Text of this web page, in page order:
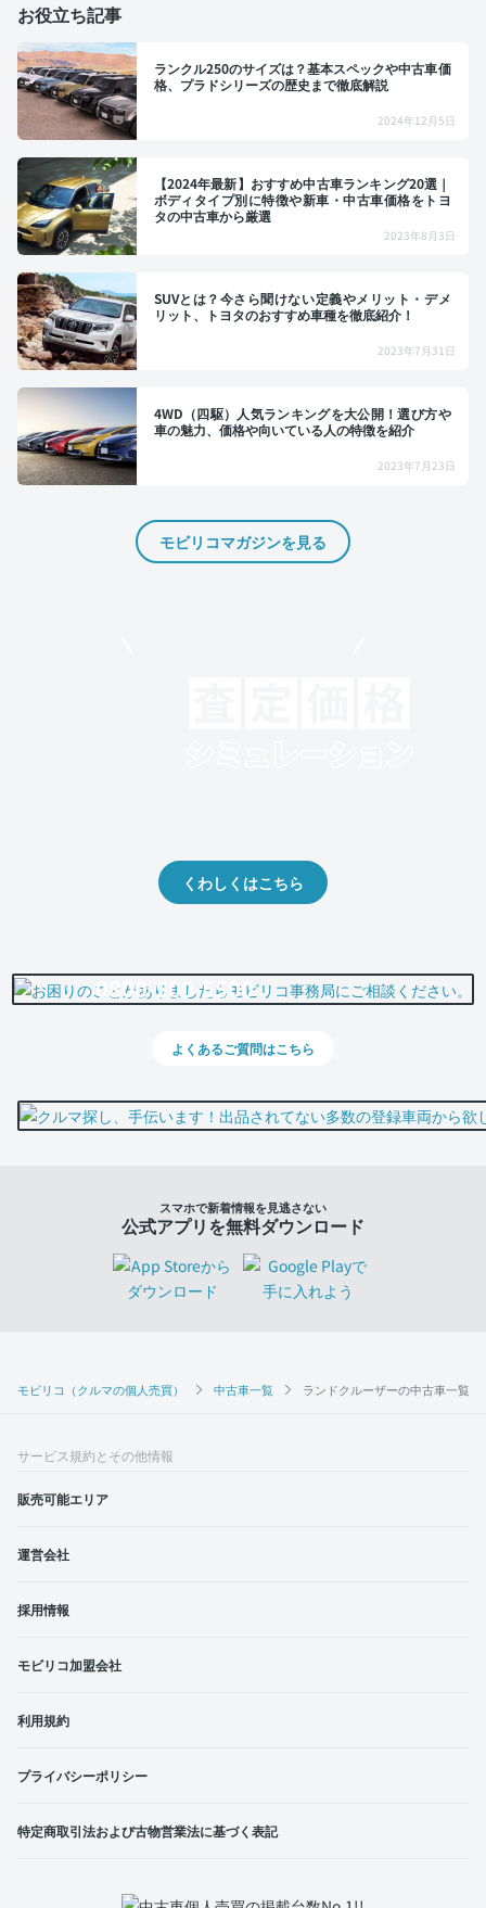
モビリコ（クルマの個人売買） 中古車一覧 ランドクルーザーの中古車一覧
お役立ち記事
ランクル250のサイズは？基本スペックや中古車価
格、プラドシリーズの歴史まで徹底解説
2024年12月5日
【2024年最新】おすすめ中古車ランキング20選｜
ボディタイプ別に特徴や新車・中古車価格をトヨ
タの中古車から厳選
2023年8月3日
SUVとは？今さら聞けない定義やメリット・デメ
リット、トヨタのおすすめ車種を徹底紹介！
2023年7月31日
4WD（四駆）人気ランキングを大公開！選び方や
車の魅力、価格や向いている人の特徴を紹介
2023年7月23日
モビリコマガジンを見る
くわしくはこちら
0800-500-5500
よくあるご質問はこちら
スマホで新着情報を見逃さない
公式アプリを無料ダウンロード
サービス規約とその他情報
販売可能エリア
運営会社
採用情報
モビリコ加盟会社
利用規約
プライバシーポリシー
特定商取引法および古物営業法に基づく表記